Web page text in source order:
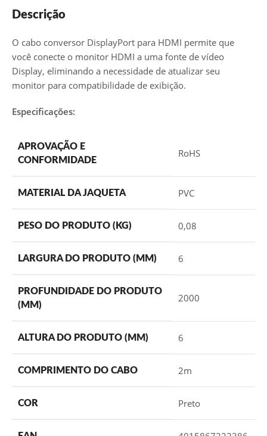
Descrição
O cabo conversor DisplayPort para HDMI permite que
você conecte o monitor HDMI a uma fonte de vídeo
Display, eliminando a necessidade de atualizar seu
monitor para compatibilidade de exibição.
Especificações:
APROVAÇÃO E
CONFORMIDADE
RoHS
MATERIAL DA JAQUETA PVC
PESO DO PRODUTO (KG) 0,08
LARGURA DO PRODUTO (MM) 6
PROFUNDIDADE DO PRODUTO
(MM)
2000
ALTURA DO PRODUTO (MM) 6
COMPRIMENTO DO CABO 2m
COR Preto